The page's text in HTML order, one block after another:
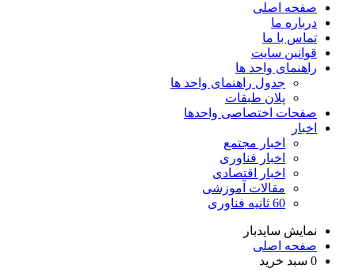
صفحه اصلی
درباره ما
تماس با ما
قوانین سایت
راهنمای واحد ها
جدول راهنمای واحد ها
پلان طبقات
صفحات اختصاصی واحدها
اخبار
اخبار مجتمع
اخبار فناوری
اخبار اقتصادی
مقالات آموزشی
60 ثانیه فناوری
نمایش سایدبار
صفحه اصلی
0 سبد خرید